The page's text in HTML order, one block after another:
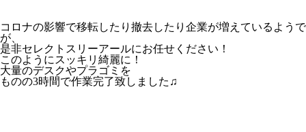
コロナの影響で移転したり撤去したり企業が増えているよう
が、
是非セレクトスリーアールにお任せください！
このようにスッキリ綺麗に！
大量のデスクやプラゴミを
ものの3時間で作業完了致しました♫